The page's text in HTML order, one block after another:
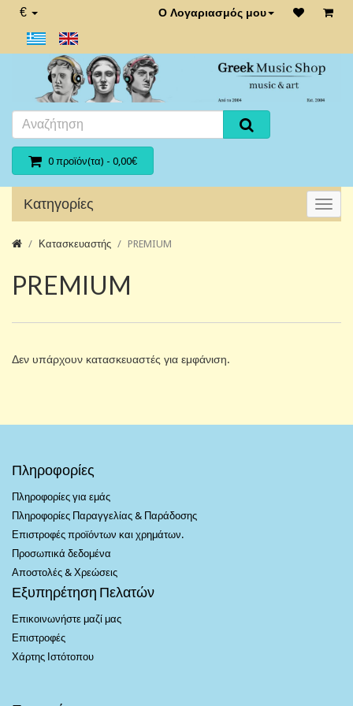
€ Ο Λογαριασμός μου
0 προϊόν(τα) - 0,00€
Κατηγορίες
Κατασκευαστής PREMIUM
PREMIUM
Δεν υπάρχουν κατασκευαστές για εμφάνιση.
Πληροφορίες
Πληροφορίες για εμάς
Πληροφορίες Παραγγελίας & Παράδοσης
Επιστροφές προϊόντων και χρημάτων.
Προσωπικά δεδομένα
Αποστολές & Χρεώσεις
Εξυπηρέτηση Πελατών
Επικοινωνήστε μαζί μας
Επιστροφές
Χάρτης Ιστότοπου